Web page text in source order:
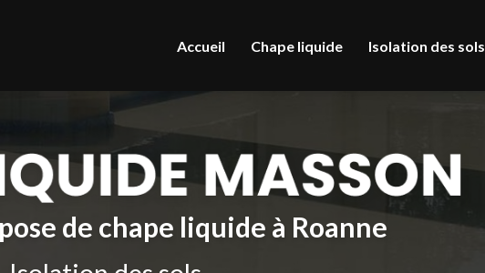
Accueil Chape liquide Isolation des sols
de chape liquide à Roanne